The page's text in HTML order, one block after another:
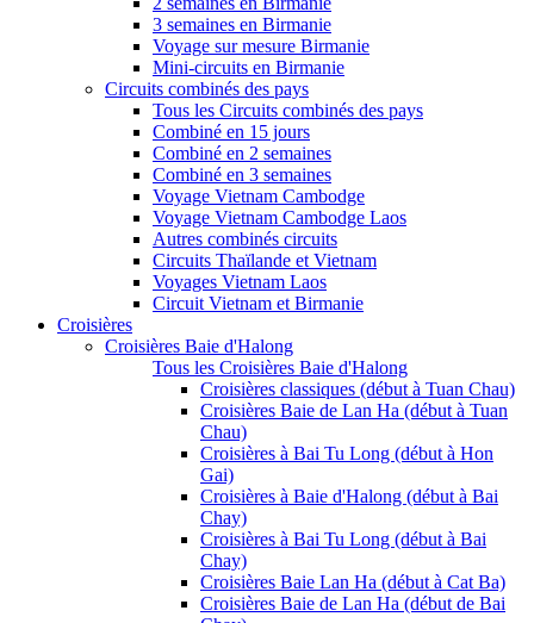
3 semaines en Birmanie
Voyage sur mesure Birmanie
Mini-circuits en Birmanie
Circuits combinés des pays
Tous les Circuits combinés des pays
Combiné en 15 jours
Combiné en 2 semaines
Combiné en 3 semaines
Voyage Vietnam Cambodge
Voyage Vietnam Cambodge Laos
Autres combinés circuits
Circuits Thaïlande et Vietnam
Voyages Vietnam Laos
Circuit Vietnam et Birmanie
Croisières
Croisières Baie d'Halong
Tous les Croisières Baie d'Halong
Croisières classiques (début à Tuan Chau)
Croisières Baie de Lan Ha (début à Tuan
Chau)
Croisières à Bai Tu Long (début à Hon
Gai)
Croisières à Baie d'Halong (début à Bai
Chay)
Croisières à Bai Tu Long (début à Bai
Chay)
Croisières Baie Lan Ha (début à Cat Ba)
Croisières Baie de Lan Ha (début de Bai